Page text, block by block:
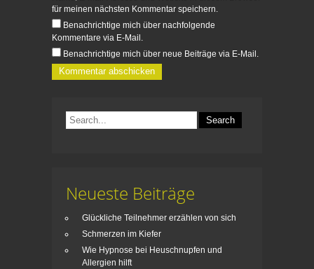
t
e
r
g
e
ö
f
f
n
t
e
r
g
e
ö
f
f
n
für meinen nächsten Kommentar speichern.
Benachrichtige mich über nachfolgende
Kommentare via E-Mail.
Benachrichtige mich über neue Beiträge via E-Mail.
Neueste Beiträge
Glückliche Teilnehmer erzählen von sich
Schmerzen im Kiefer
Wie Hypnose bei Heuschnupfen und
Allergien hilft